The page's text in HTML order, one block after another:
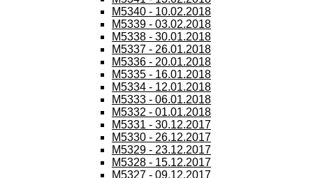
M5340 - 10.02.2018
M5339 - 03.02.2018
M5338 - 30.01.2018
M5337 - 26.01.2018
M5336 - 20.01.2018
M5335 - 16.01.2018
M5334 - 12.01.2018
M5333 - 06.01.2018
M5332 - 01.01.2018
M5331 - 30.12.2017
M5330 - 26.12.2017
M5329 - 23.12.2017
M5328 - 15.12.2017
M5327 - 09.12.2017